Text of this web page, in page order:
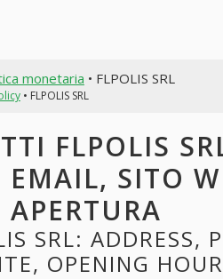
monetaria • FLPOLIS SRL
• FLPOLIS SRL
FLPOLIS
EMAIL, SITO
APERTURA
SRL: ADDRESS,
OPENING